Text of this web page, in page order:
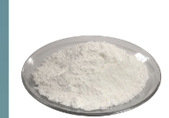
胶的耐热性;提高黏附力;替代脂肪
和油以及控制冰晶生长。微晶纤
维素之所以能稳定乳状液与泡沫
是由于微晶纤维素吸附在界面上
固。人们把生猪皮、生牛皮用鞣
酸进行化学处理，能使生皮中的
可溶性蛋白质凝固。于是，本来
放上几天就会发臭腐烂的生皮，